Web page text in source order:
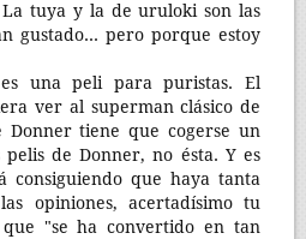
tuya y la de uruloki son las
gustado... pero porque estoy
una peli para puristas. El
ver al superman clásico de
Donner tiene que cogerse un
de Donner, no ésta. Y es
consiguiendo que haya tanta
opiniones, acertadísimo tu
"se ha convertido en tan